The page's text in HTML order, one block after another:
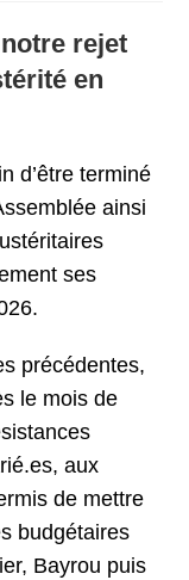
rejet
en
d’être terminé
ainsi
ses
précédentes,
le mois de
aux
de mettre
budgétaires
Bayrou puis